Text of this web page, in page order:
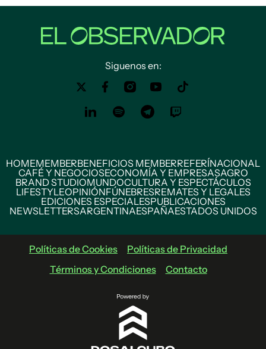
Siguenos en:
HOMEMEMBERBENEFICIOS MEMBERREFERÍNACIONAL
CAFÉ Y NEGOCIOSECONOMÍA Y EMPRESASAGRO
BRAND STUDIOMUNDOCULTURA Y ESPECTÁCULOS
LIFESTYLEOPINIÓNFÚNEBRESREMATES Y LEGALES
EDICIONES ESPECIALESPUBLICACIONES
NEWSLETTERSARGENTINAESPAÑAESTADOS UNIDOS
Políticas de Cookies
Políticas de Privacidad
Términos y Condiciones
Contacto